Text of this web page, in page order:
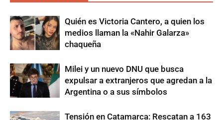
Quién es Victoria Cantero, a quien los
medios llaman la «Nahir Galarza»
chaqueña
Milei y un nuevo DNU que busca
expulsar a extranjeros que agredan a la
Argentina o a sus símbolos
Tensión en Catamarca: Rescatan a 163